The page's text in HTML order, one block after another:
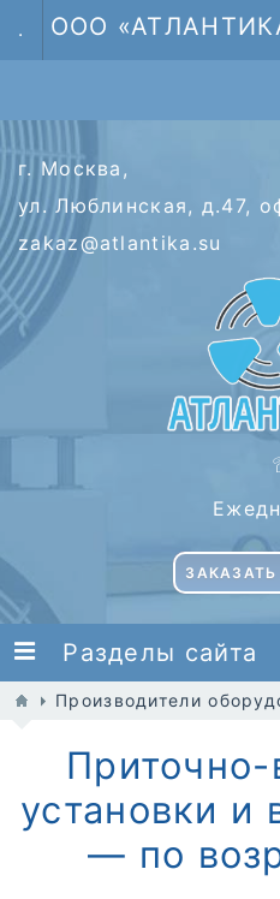
. ООО
г. Москва,
ул. Люблинская, д.47,
zakaz@atlantika.su
Разделы сайта
Производители
установки и
— по